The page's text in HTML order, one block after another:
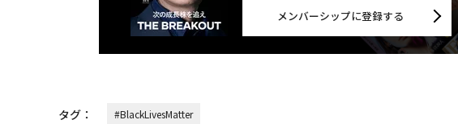
メンバーシップに登録する
タグ： #BlackLivesMatter